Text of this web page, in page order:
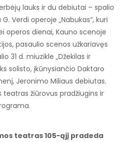
lauks ir du debiutai – spalio
Verdi operoje „Nabukas“, kuri
operos dienai, Kauno scenoje
pasaulio scenos užkariavęs
31 d. miuzikle „Džekilas ir
solisto, įkūnysiančio Daktaro
Jeronimo Miliaus debiutas.
žiūrovus pradžiugins ir
teatras 105-ąjį pradeda